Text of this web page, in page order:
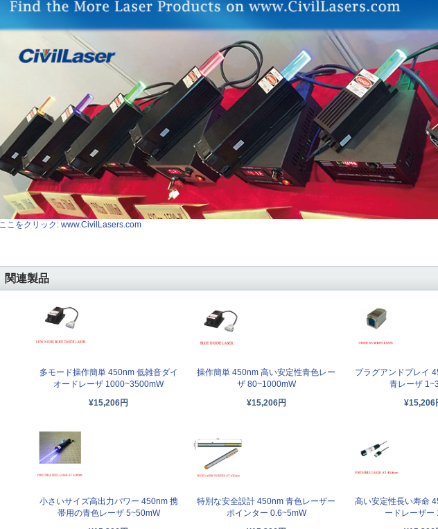
ここをクリック: www.CivilLasers.com
関連製品
多モード操作簡単 450nm 低雑音ダイ
オードレーザ 1000~3500mW
¥15,206円
操作簡単 450nm 高い安定性青色レー
ザ 80~1000mW
¥15,206円
プラグアンドプレイ
青レーザ
¥15,206
小さいサイズ高出力パワー 450nm 携
帯用の青色レーザ 5~50mW
特別な安全設計 450nm 青色レーザー
ポインター 0.6~5mW
高い安定性長い寿命
ードレーザー